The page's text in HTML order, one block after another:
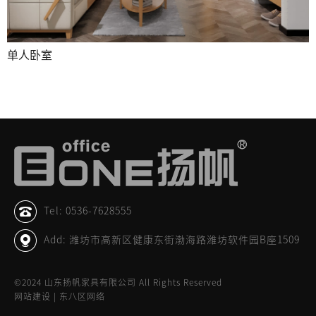
单人卧室
Tel: 0536-7628555
Add: 潍坊市高新区健康东街渤海路潍坊软件园B座1509
©2024 山东扬帆家具有限公司 All Rights Reserved
网站建设 | 东八区网络